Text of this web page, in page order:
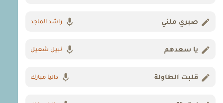
صبري ملني راشد الماجد
يا سعدهم نبيل شعيل
قلبت الطاولة داليا مبارك